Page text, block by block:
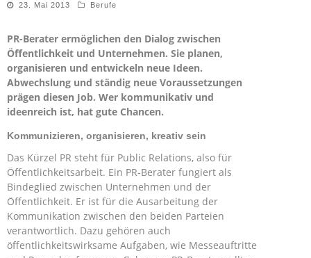
23. Mai 2013 Berufe
PR-Berater ermöglichen den Dialog zwischen
Öffentlichkeit und Unternehmen. Sie planen,
organisieren und entwickeln neue Ideen.
Abwechslung und ständig neue Voraussetzungen
prägen diesen Job. Wer kommunikativ und
ideenreich ist, hat gute Chancen.
Kommunizieren, organisieren, kreativ sein
Das Kürzel PR steht für Public Relations, also für
Öffentlichkeitsarbeit. Ein PR-Berater fungiert als
Bindeglied zwischen Unternehmen und der
Öffentlichkeit. Er ist für die Ausarbeitung der
Kommunikation zwischen den beiden Parteien
verantwortlich. Dazu gehören auch
öffentlichkeitswirksame Aufgaben, wie Messeauftritte